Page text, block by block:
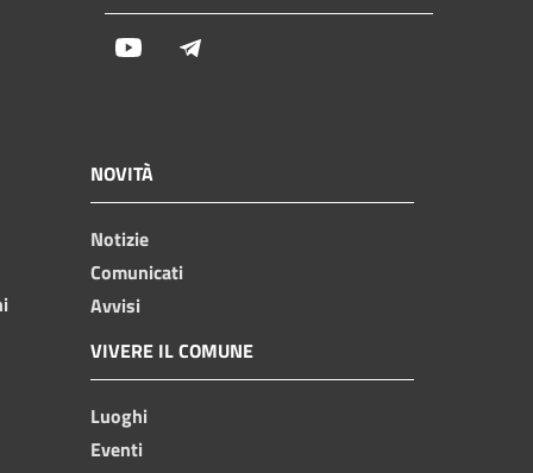
Youtube
NOVITÀ
Notizie
Comunicati
Avvisi
VIVERE IL COMUNE
Luoghi
Eventi